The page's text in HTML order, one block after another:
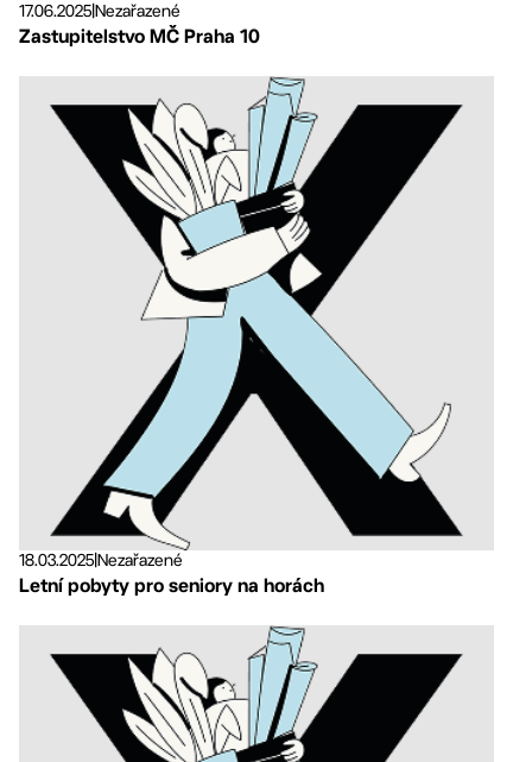
17.06.2025Nezařazené
Zastupitelstvo MČ Praha 10
18.03.2025Nezařazené
Letní pobyty pro seniory na horách